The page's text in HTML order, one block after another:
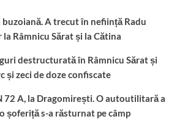
A trecut în neființă Radu
Râmnicu Sărat și la Cătina
destructurată în Râmnicu Sărat și
și zeci de doze confiscate
72 A, la Dragomirești. O autoutilitară a
șoferiță s-a răsturnat pe câmp